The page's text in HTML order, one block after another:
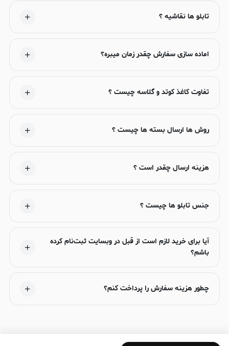
تابلو ها نقاشیه ؟
اماده سازی سفارش چقدر زمان میبره؟
تفاوت کاغذ کوتد و گلاسه چیست ؟
روش ها ارسال بسته ها چیست ؟
هزینه ارسال چقدر است ؟
جنس تابلو ها چیست ؟
آیا برای خرید لازم است از قبل در وبسایت ثبت‌نام کرده
باشم؟
چطور هزینه سفارش را پرداخت کنم؟